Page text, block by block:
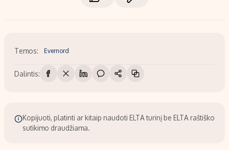
Temos: Evernord
Dalintis:
Kopijuoti, platinti ar kitaip naudoti ELTA turinį be ELTA raštiško
sutikimo draudžiama.